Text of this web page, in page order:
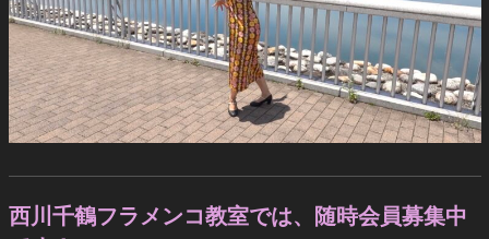
西川千鶴フラメンコ教室では、随時会員募集中